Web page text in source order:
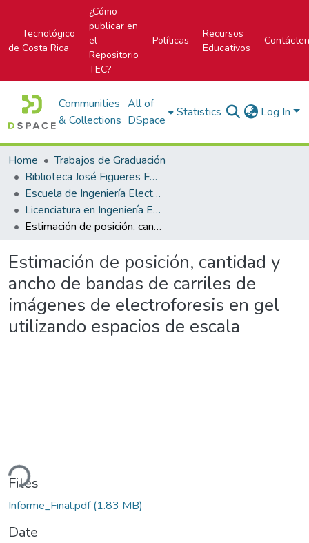
Tecnológico
de Costa Rica
¿Cómo
publicar en
el
Repositorio
TEC?
Políticas
Recursos
Educativos
Communities
& Collections
All of
DSpace
Statistics Log In
Home
Trabajos de Graduación
Biblioteca José Figueres Ferrer
Escuela de Ingeniería Electrónica
Licenciatura en Ingeniería Electrónica
Estimación de posición, cantidad y ancho de bandas de carriles de imágenes de electroforesis en gel utilizando espacios de escala
Estimación de posición, cantidad y
ancho de bandas de carriles de
imágenes de electroforesis en gel
utilizando espacios de escala
Files
Informe_Final.pdf(1.83 MB)
Date